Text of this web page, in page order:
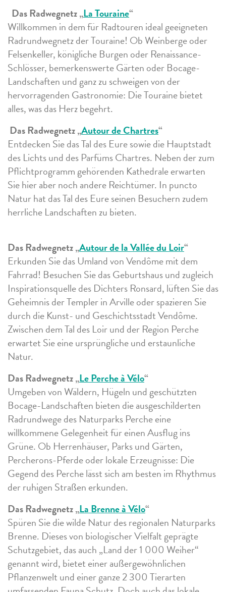
Das Radwegnetz „La Touraine“
Willkommen in dem für Radtouren ideal geeigneten
Radrundwegnetz der Touraine! Ob Weinberge oder
Felsenkeller, königliche Burgen oder Renaissance-
Schlösser, bemerkenswerte Gärten oder Bocage-
Landschaften und ganz zu schweigen von der
hervorragenden Gastronomie: Die Touraine bietet
alles, was das Herz begehrt.
Das Radwegnetz „Autour de Chartres“
Entdecken Sie das Tal des Eure sowie die Hauptstadt
des Lichts und des Parfüms Chartres. Neben der zum
Pflichtprogramm gehörenden Kathedrale erwarten
Sie hier aber noch andere Reichtümer. In puncto
Natur hat das Tal des Eure seinen Besuchern zudem
herrliche Landschaften zu bieten.
Das Radwegnetz „Autour de la Vallée du Loir“
Erkunden Sie das Umland von Vendôme mit dem
Fahrrad! Besuchen Sie das Geburtshaus und zugleich
Inspirationsquelle des Dichters Ronsard, lüften Sie das
Geheimnis der Templer in Arville oder spazieren Sie
durch die Kunst- und Geschichtsstadt Vendôme.
Zwischen dem Tal des Loir und der Region Perche
erwartet Sie eine ursprüngliche und erstaunliche
Natur.
Das Radwegnetz „Le Perche à Vélo“
Umgeben von Wäldern, Hügeln und geschützten
Bocage-Landschaften bieten die ausgeschilderten
Radrundwege des Naturparks Perche eine
willkommene Gelegenheit für einen Ausflug ins
Grüne. Ob Herrenhäuser, Parks und Gärten,
Percherons-Pferde oder lokale Erzeugnisse: Die
Gegend des Perche lässt sich am besten im Rhythmus
der ruhigen Straßen erkunden.
Das Radwegnetz „La Brenne à Vélo“
Spüren Sie die wilde Natur des regionalen Naturparks
Brenne. Dieses von biologischer Vielfalt geprägte
Schutzgebiet, das auch „Land der 1 000 Weiher“
genannt wird, bietet einer außergewöhnlichen
Pflanzenwelt und einer ganze 2 300 Tierarten